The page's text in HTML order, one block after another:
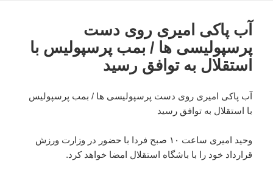
آب پاکی امیری روی دست
پرسپولیسی ها / بمب پرسپولیس با
استقلال به توافق رسید
آب پاکی امیری روی دست پرسپولیسی ها / بمب پرسپولیس
با استقلال به توافق رسید
وحید امیری ساعت ۱۰ صبح فردا با حضور در وزارت ورزش
قرارداد خود را با باشگاه استقلال امضا خواهد کرد.